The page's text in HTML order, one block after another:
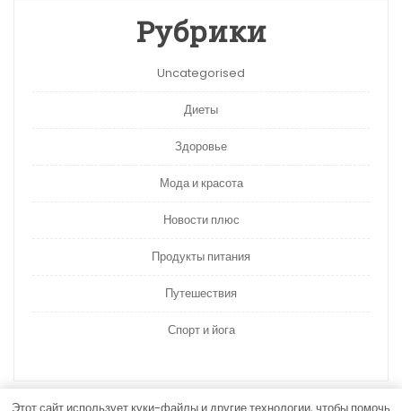
Рубрики
Uncategorised
Диеты
Здоровье
Мода и красота
Новости плюс
Продукты питания
Путешествия
Спорт и йога
Этот сайт использует куки-файлы и другие технологии, чтобы помочь